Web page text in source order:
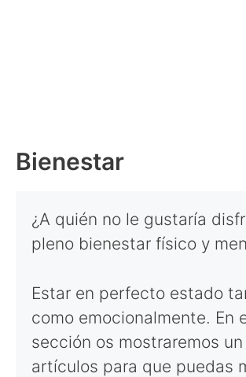
Bienestar
¿A quién no le gustaría
pleno bienestar físico y
Estar en perfecto estado
como emocionalmente. En
sección os mostraremos
artículos para que puedas